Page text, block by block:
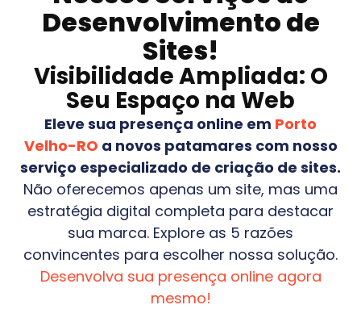
Desenvolvimento de
Sites!
Visibilidade Ampliada: O
Seu Espaço na Web
Eleve sua presença online em Porto
Velho-RO a novos patamares com nosso
serviço especializado de criação de sites.
Não oferecemos apenas um site, mas uma
estratégia digital completa para destacar
sua marca. Explore as 5 razões
convincentes para escolher nossa solução.
Desenvolva sua presença online agora
mesmo!